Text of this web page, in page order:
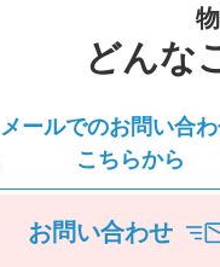
どんな
メールでのお問い合
こちらから
お問い合わせ